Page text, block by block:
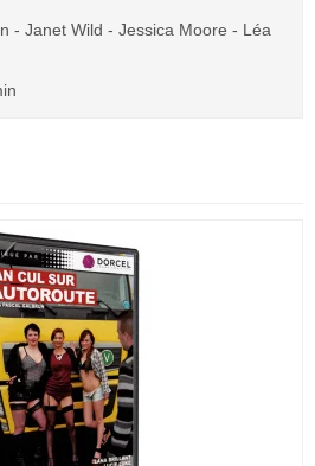
- Janet Wild - Jessica Moore - Léa